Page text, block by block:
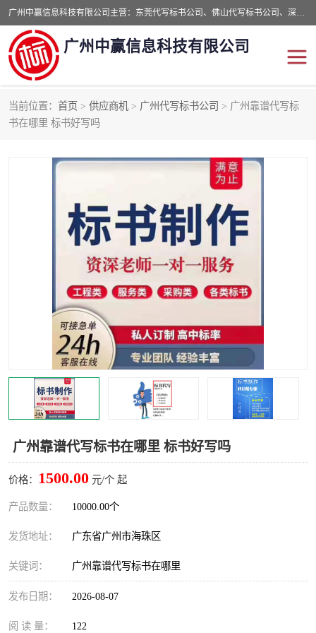
广州中赢信息科技有限公司主营：东莞代写标书公司、佛山代写标书公司、深圳代写标书公司等,食品类标书、工程类类标书,经验丰富的标书制作团队,24小时加急服务,多对一服务。
广州中赢信息科技有限公司
当前位置： 首页 > 供应商机 > 广州代写标书公司 > 广州靠谱代写标
书在哪里 标书好写吗
广州靠谱代写标书在哪里 标书好写吗
价格： 1500.00 元/个 起
产品数量： 10000.00个
发货地址： 广东省广州市海珠区
关键词： 广州靠谱代写标书在哪里
发布日期： 2026-08-07
阅 读 量： 122
东莞代写标书公司
深圳代写标书公司 广州代写标书公司